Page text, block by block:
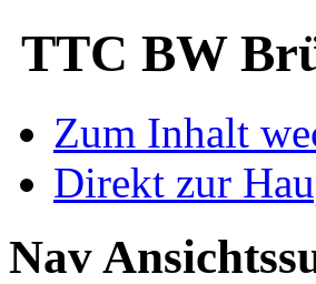
TTC BW
Zum Inhalt
Direkt zur
Nav